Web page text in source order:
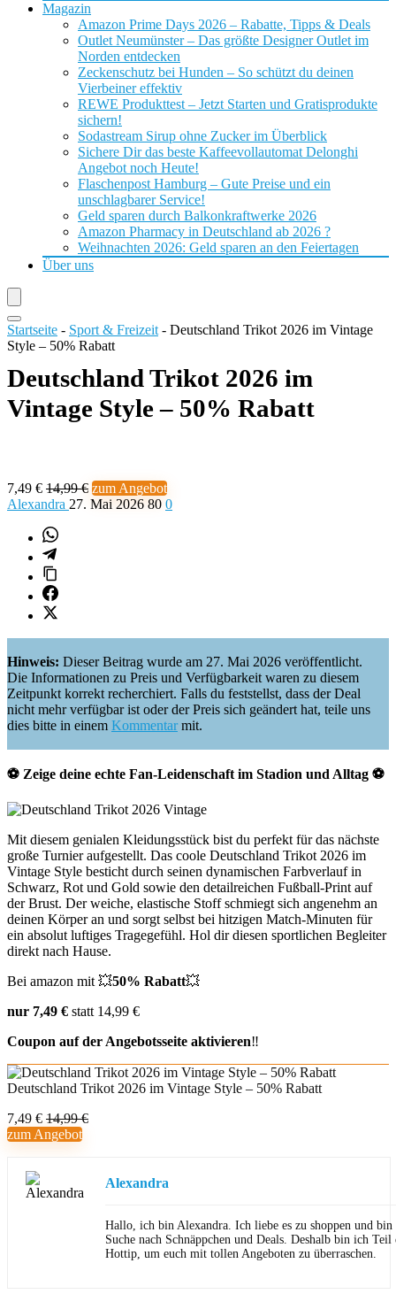
Magazin
Amazon Prime Days 2026 – Rabatte, Tipps & Deals
Outlet Neumünster – Das größte Designer Outlet im
Norden entdecken
Zeckenschutz bei Hunden – So schützt du deinen
Vierbeiner effektiv
REWE Produkttest – Jetzt Starten und Gratisprodukte
sichern!
Sodastream Sirup ohne Zucker im Überblick
Sichere Dir das beste Kaffeevollautomat Delonghi
Angebot noch Heute!
Flaschenpost Hamburg – Gute Preise und ein
unschlagbarer Service!
Geld sparen durch Balkonkraftwerke 2026
Amazon Pharmacy in Deutschland ab 2026 ?
Weihnachten 2026: Geld sparen an den Feiertagen
Über uns
Startseite - Sport & Freizeit - Deutschland Trikot 2026 im Vintage
Style – 50% Rabatt
Deutschland Trikot 2026 im
Vintage Style – 50% Rabatt
7,49 € 14,99 € zum Angebot
Alexandra 27. Mai 2026 80 0
Hinweis: Dieser Beitrag wurde am 27. Mai 2026 veröffentlicht.
Die Informationen zu Preis und Verfügbarkeit waren zu diesem
Zeitpunkt korrekt recherchiert. Falls du feststellst, dass der Deal
nicht mehr verfügbar ist oder der Preis sich geändert hat, teile uns
dies bitte in einem Kommentarmit.
⚽ Zeige deine echte Fan-Leidenschaft im Stadion und Alltag ⚽
Mit diesem genialen Kleidungsstück bist du perfekt für das nächste
große Turnier aufgestellt. Das coole Deutschland Trikot 2026 im
Vintage Style besticht durch seinen dynamischen Farbverlauf in
Schwarz, Rot und Gold sowie den detailreichen Fußball-Print auf
der Brust. Der weiche, elastische Stoff schmiegt sich angenehm an
deinen Körper an und sorgt selbst bei hitzigen Match-Minuten für
ein absolut luftiges Tragegefühl. Hol dir diesen sportlichen Begleiter
direkt nach Hause.
Bei amazon mit 💥50% Rabatt💥
nur 7,49 € statt 14,99 €
Coupon auf der Angebotsseite aktivieren‼️
Deutschland Trikot 2026 im Vintage Style – 50% Rabatt
7,49 € 14,99 €
zum Angebot
Alexandra
Hallo, ich bin Alexandra. Ich liebe es zu shoppen und
Suche nach Schnäppchen und Deals. Deshalb bin ich Teil
Hottip, um euch mit tollen Angeboten zu überraschen.